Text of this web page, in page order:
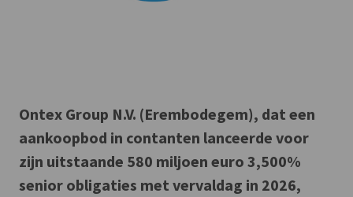
Ontex Group N.V. (Erembodegem), dat een
aankoopbod in contanten lanceerde voor
zijn uitstaande 580 miljoen euro 3,500%
senior obligaties met vervaldag in 2026,